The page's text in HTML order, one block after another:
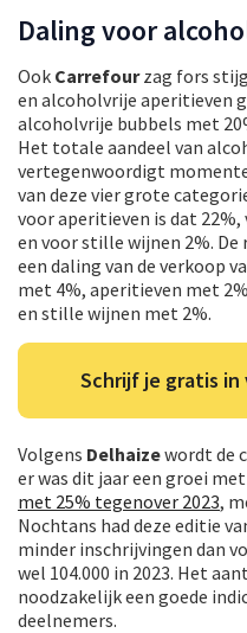
Daling voor
Ook Carrefourzag fors
en alcoholvrije aperitieven
alcoholvrije bubbels met
Het totale aandeel van
vertegenwoordigt
van deze vier grote
voor aperitieven is dat
en voor stille wijnen 2%.
een daling van de verkoop
met 4%, aperitieven met
en stille wijnen met 2%.
Schrijf je gratis
Volgens Delhaizewordt de
er was dit jaar een groei
met 25% tegenover 2023,
Nochtans had deze editie
minder inschrijvingen dan
wel 104.000 in 2023. Het
noodzakelijk een goede
deelnemers.